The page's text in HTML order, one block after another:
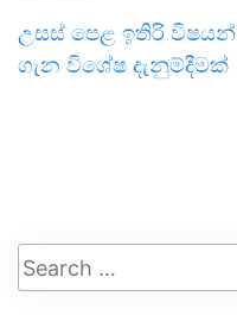
උසස් පෙළ ඉතිරි විෂයන්
ගැන විශේෂ දැනුම්දීමක්